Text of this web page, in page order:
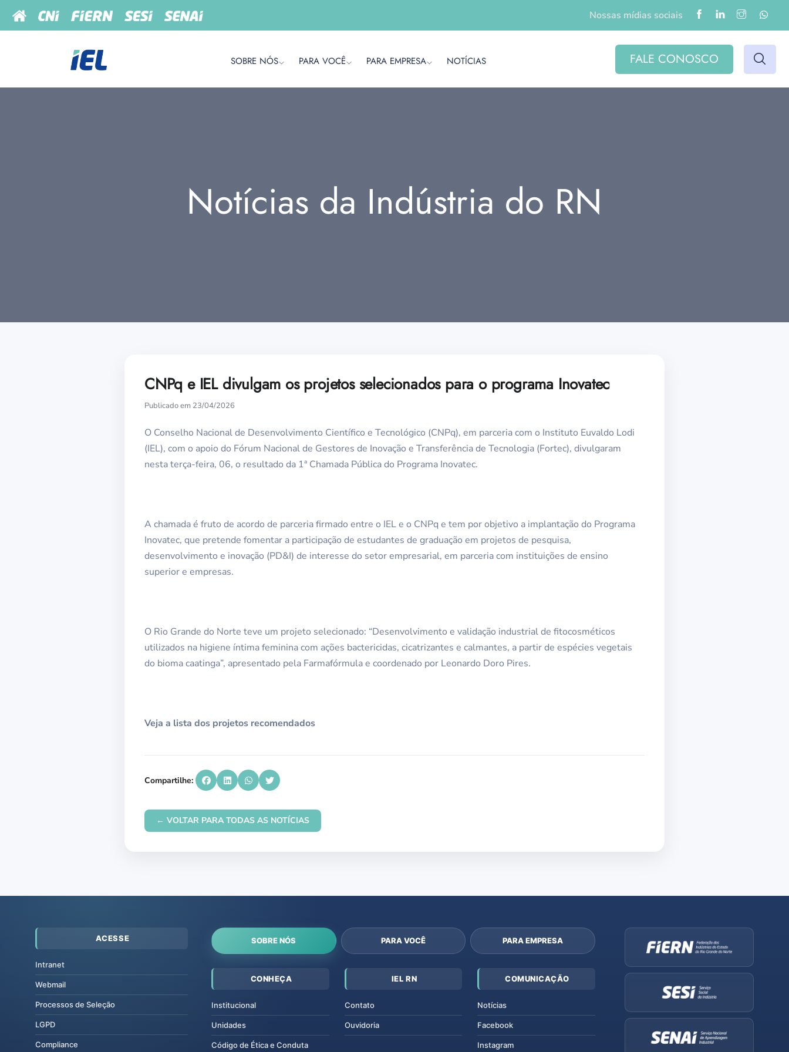
Nossas mídias sociais
SOBRE NÓS PARA VOCÊ PARA EMPRESA NOTÍCIAS FALE CONOSCO
Notícias da Indústria do RN
CNPq e IEL divulgam os projetos selecionados para o programa Inovatec
Publicado em 23/04/2026
O Conselho Nacional de Desenvolvimento Científico e Tecnológico (CNPq), em parceria com o Instituto Euvaldo Lodi
(IEL), com o apoio do Fórum Nacional de Gestores de Inovação e Transferência de Tecnologia (Fortec), divulgaram
nesta terça-feira, 06, o resultado da 1ª Chamada Pública do Programa Inovatec.
A chamada é fruto de acordo de parceria firmado entre o IEL e o CNPq e tem por objetivo a implantação do Programa
Inovatec, que pretende fomentar a participação de estudantes de graduação em projetos de pesquisa,
desenvolvimento e inovação (PD&I) de interesse do setor empresarial, em parceria com instituições de ensino
superior e empresas.
O Rio Grande do Norte teve um projeto selecionado: “Desenvolvimento e validação industrial de fitocosméticos
utilizados na higiene íntima feminina com ações bactericidas, cicatrizantes e calmantes, a partir de espécies vegetais
do bioma caatinga”, apresentado pela Farmafórmula e coordenado por Leonardo Doro Pires.
Veja a lista dos projetos recomendados
Compartilhe:
← VOLTAR PARA TODAS AS NOTÍCIAS
ACESSE
Intranet
Webmail
Processos de Seleção
LGPD
Compliance
SOBRE NÓS PARA VOCÊ PARA EMPRESA
CONHEÇA
Institucional
Unidades
Código de Ética e Conduta
IEL RN
Contato
Ouvidoria
COMUNICAÇÃO
Notícias
Facebook
Instagram